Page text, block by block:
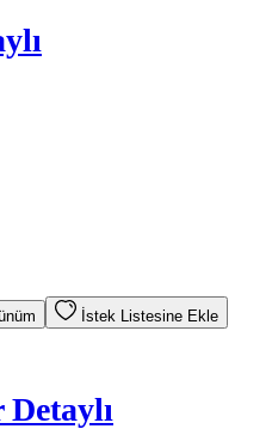
İstek Listesine Ekle